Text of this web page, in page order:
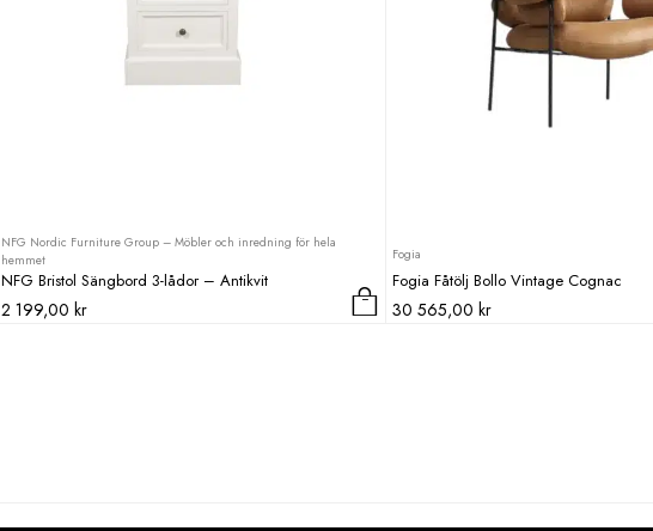
NFG Nordic Furniture Group – Möbler och inredning för hela
hemmet
NFG Bristol Sängbord 3-lådor – Antikvit
2 199,00kr
Fogia
Fogia Fåtölj Bollo Vintage Cognac
30 565,00 kr